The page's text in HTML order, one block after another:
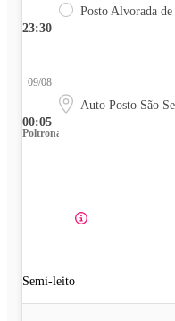
23:30
Posto Alvorada de
00:05
09/08
Auto Posto São
Poltrona
Semi-leito